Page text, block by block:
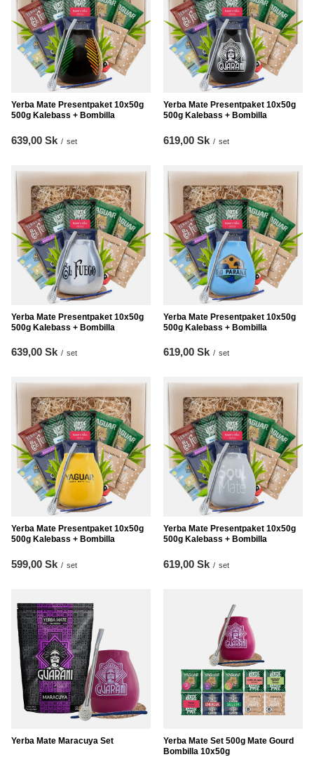
Yerba Mate Presentpaket 10x50g
500g Kalebass + Bombilla
639,00 Sk / set
Yerba Mate Presentpaket 10x50g
500g Kalebass + Bombilla
619,00 Sk / set
Yerba Mate Presentpaket 10x50g
500g Kalebass + Bombilla
639,00 Sk / set
Yerba Mate Presentpaket 10x50g
500g Kalebass + Bombilla
619,00 Sk / set
Yerba Mate Presentpaket 10x50g
500g Kalebass + Bombilla
599,00 Sk / set
Yerba Mate Presentpaket 10x50g
500g Kalebass + Bombilla
619,00 Sk / set
Yerba Mate Maracuya Set
Yerba Mate Set 500g Mate Gourd
Bombilla 10x50g